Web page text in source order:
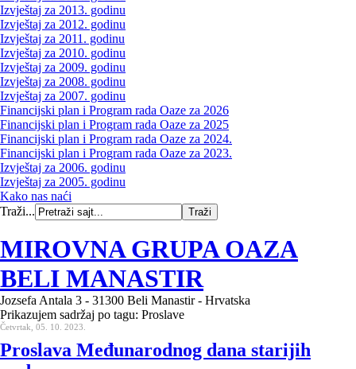
Izvještaj za 2013. godinu
Izvještaj za 2012. godinu
Izvještaj za 2011. godinu
Izvještaj za 2010. godinu
Izvještaj za 2009. godinu
Izvještaj za 2008. godinu
Izvještaj za 2007. godinu
Financijski plan i Program rada Oaze za 2026
Financijski plan i Program rada Oaze za 2025
Financijski plan i Program rada Oaze za 2024.
Financijski plan i Program rada Oaze za 2023.
Izvještaj za 2006. godinu
Izvještaj za 2005. godinu
Kako nas naći
Traži...
MIROVNA GRUPA OAZA
BELI MANASTIR
Jozsefa Antala 3 - 31300 Beli Manastir - Hrvatska
Prikazujem sadržaj po tagu: Proslave
Četvrtak, 05. 10. 2023.
Proslava Međunarodnog dana starijih